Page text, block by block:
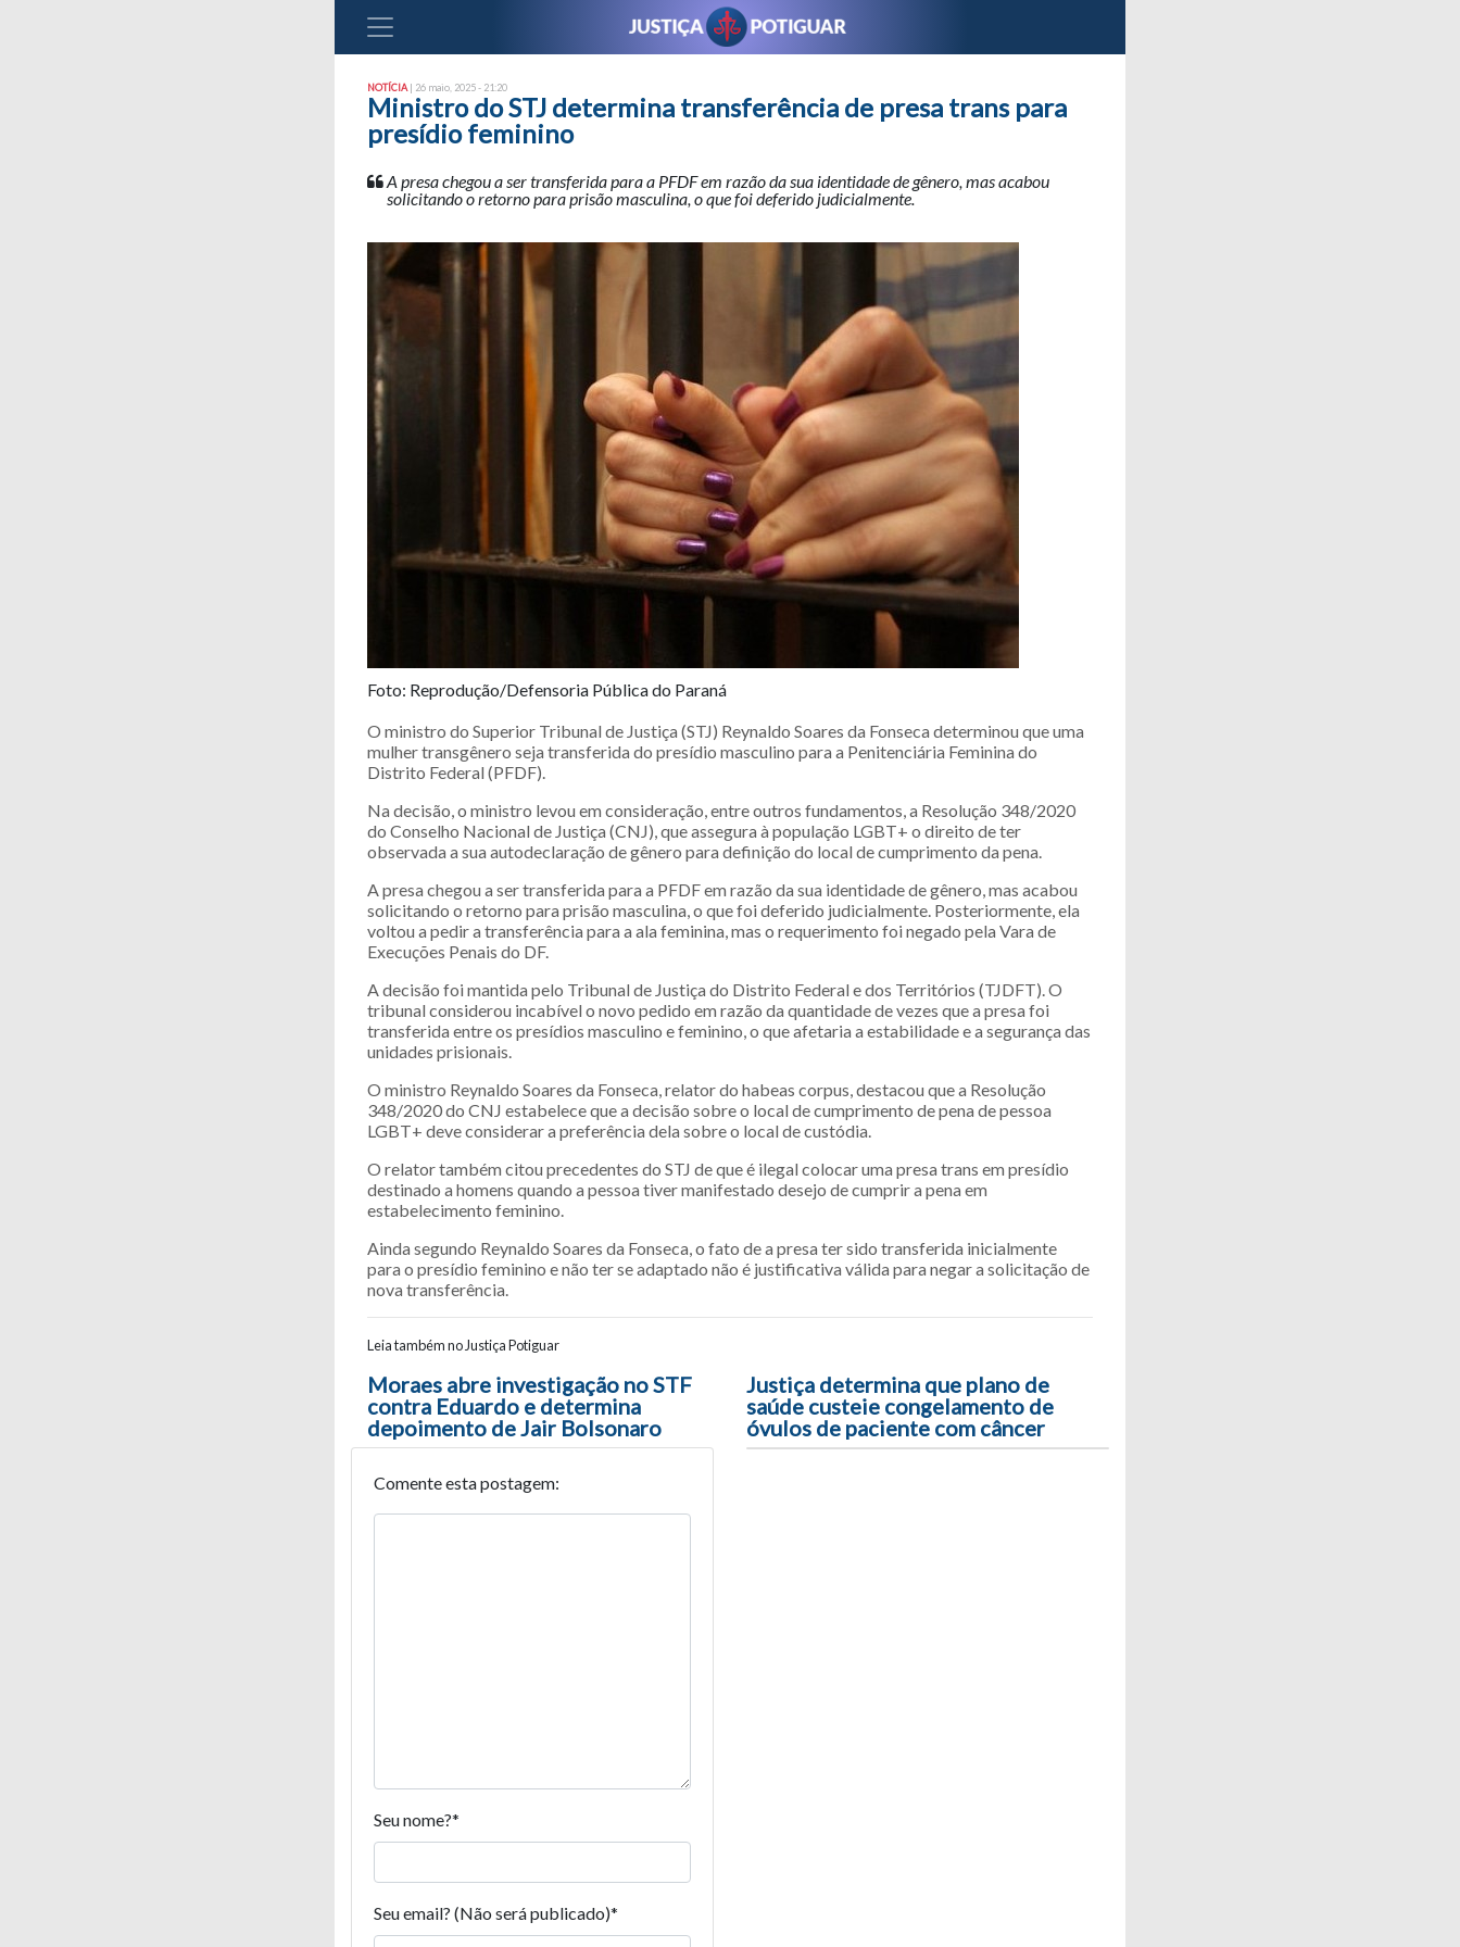
NOTÍCIA | 26 maio, 2025 - 21:20
Ministro do STJ determina transferência de presa trans para
presídio feminino
A presa chegou a ser transferida para a PFDF em razão da sua identidade de gênero, mas acabou
solicitando o retorno para prisão masculina, o que foi deferido judicialmente.
Foto: Reprodução/Defensoria Pública do Paraná
O ministro do Superior Tribunal de Justiça (STJ) Reynaldo Soares da Fonseca determinou que uma
mulher transgênero seja transferida do presídio masculino para a Penitenciária Feminina do
Distrito Federal (PFDF).
Na decisão, o ministro levou em consideração, entre outros fundamentos, a Resolução 348/2020
do Conselho Nacional de Justiça (CNJ), que assegura à população LGBT+ o direito de ter
observada a sua autodeclaração de gênero para definição do local de cumprimento da pena.
A presa chegou a ser transferida para a PFDF em razão da sua identidade de gênero, mas acabou
solicitando o retorno para prisão masculina, o que foi deferido judicialmente. Posteriormente, ela
voltou a pedir a transferência para a ala feminina, mas o requerimento foi negado pela Vara de
Execuções Penais do DF.
A decisão foi mantida pelo Tribunal de Justiça do Distrito Federal e dos Territórios (TJDFT). O
tribunal considerou incabível o novo pedido em razão da quantidade de vezes que a presa foi
transferida entre os presídios masculino e feminino, o que afetaria a estabilidade e a segurança das
unidades prisionais.
O ministro Reynaldo Soares da Fonseca, relator do habeas corpus, destacou que a Resolução
348/2020 do CNJ estabelece que a decisão sobre o local de cumprimento de pena de pessoa
LGBT+ deve considerar a preferência dela sobre o local de custódia.
O relator também citou precedentes do STJ de que é ilegal colocar uma presa trans em presídio
destinado a homens quando a pessoa tiver manifestado desejo de cumprir a pena em
estabelecimento feminino.
Ainda segundo Reynaldo Soares da Fonseca, o fato de a presa ter sido transferida inicialmente
para o presídio feminino e não ter se adaptado não é justificativa válida para negar a solicitação de
nova transferência.
Leia também no Justiça Potiguar
Navegação entre posts
Moraes abre investigação no STF
contra Eduardo e determina
depoimento de Jair Bolsonaro
Justiça determina que plano de
saúde custeie congelamento de
óvulos de paciente com câncer
Comente esta postagem:
Seu nome?*
Seu email? (Não será publicado)*